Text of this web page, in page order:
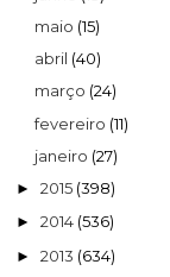
maio (15)
abril (40)
março (24)
fevereiro (11)
janeiro (27)
► 2015 (398)
► 2014 (536)
► 2013 (634)